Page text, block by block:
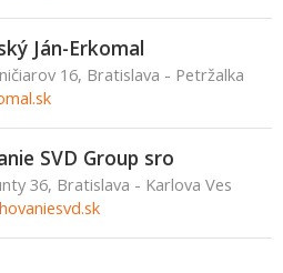
Ján-Erkomal
16, Bratislava - Petržalka
SVD Group sro
36, Bratislava - Karlova Ves